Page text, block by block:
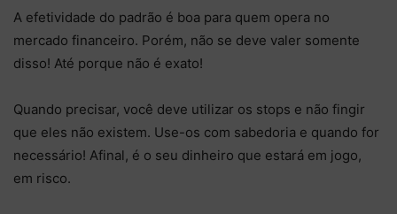
A efetividade do padrão é boa para quem opera no
mercado financeiro. Porém, não se deve valer somente
disso! Até porque não é exato!
Quando precisar, você deve utilizar os stops e não fingir
que eles não existem. Use-os com sabedoria e quando for
necessário! Afinal, é o seu dinheiro que estará em jogo,
em risco.